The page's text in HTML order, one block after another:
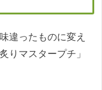
違ったものに変え
りマスタープチ」